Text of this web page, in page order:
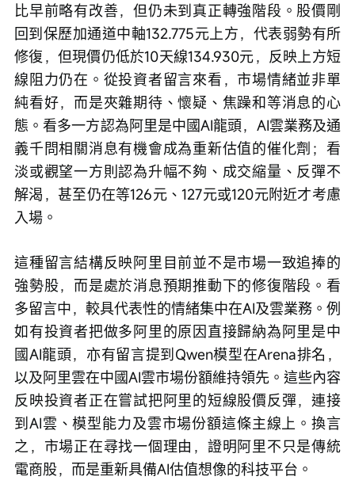
比早前略有改善，但仍未到真正轉強階段。股價剛
回到保歷加通道中軸132.775元上方，代表弱勢有所
修復，但現價仍低於10天線134.930元，反映上方短
線阻力仍在。從投資者留言來看，市場情緒並非單
純看好，而是夾雜期待、懷疑、焦躁和等消息的心
態。看多一方認為阿里是中國AI龍頭，AI雲業務及通
義千問相關消息有機會成為重新估值的催化劑；看
淡或觀望一方則認為升幅不夠、成交縮量、反彈不
解渴，甚至仍在等126元、127元或120元附近才考慮
入場。
這種留言結構反映阿里目前並不是市場一致追捧的
強勢股，而是處於消息預期推動下的修復階段。看
多留言中，較具代表性的情緒集中在AI及雲業務。例
如有投資者把做多阿里的原因直接歸納為阿里是中
國AI龍頭，亦有留言提到Qwen模型在Arena排名，
以及阿里雲在中國AI雲市場份額維持領先。這些內容
反映投資者正在嘗試把阿里的短線股價反彈，連接
到AI雲、模型能力及雲市場份額這條主線上。換言
之，市場正在尋找一個理由，證明阿里不只是傳統
電商股，而是重新具備AI估值想像的科技平台。